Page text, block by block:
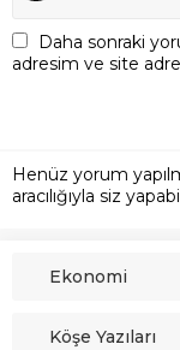
Daha sonraki
adresim ve site
Henüz yorum
aracılığıyla siz
Ekonomi
Köşe Yazıları